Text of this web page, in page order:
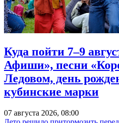
Куда пойти 7–9
Афиши», песни
Ледовом, день
кубинские марки
07 августа 2026, 08:00